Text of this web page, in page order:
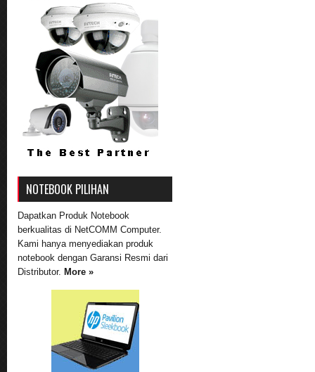
NOTEBOOK PILIHAN
Dapatkan Produk Notebook
berkualitas di NetCOMM Computer.
Kami hanya menyediakan produk
notebook dengan Garansi Resmi dari
Distributor. More »